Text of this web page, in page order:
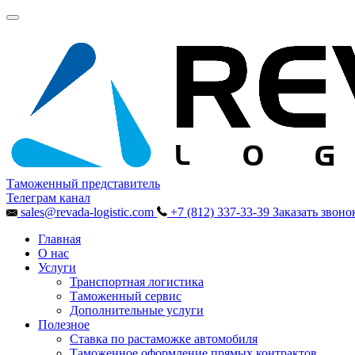
Таможенный представитель
Телеграм канал
sales@revada-logistic.com
+7 (812) 337-33-39 Заказать
Главная
О нас
Услуги
Транспортная логистика
Таможенный сервис
Дополнительные услуги
Полезное
Ставка по растаможке автомобиля